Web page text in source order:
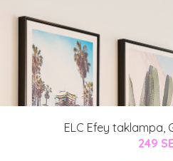
ELC Efey taklampa,
249